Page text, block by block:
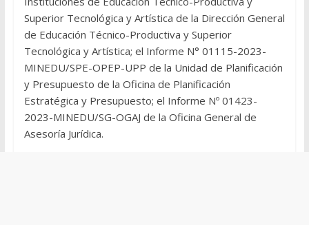
Superior Tecnológica y Artística de la Dirección General
de Educación Técnico-Productiva y Superior
Tecnológica y Artística; el Informe N° 01115-2023-
MINEDU/SPE-OPEP-UPP de la Unidad de Planificación
y Presupuesto de la Oficina de Planificación
Estratégica y Presupuesto; el Informe Nº 01423-
2023-MINEDU/SG-OGAJ de la Oficina General de
Asesoría Jurídica.